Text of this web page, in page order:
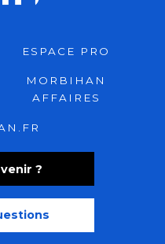
?
ESPACE PRO
MORBIHAN
AFFAIRES